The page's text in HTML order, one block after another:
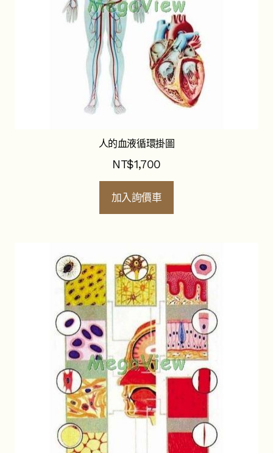
人的血液循環掛圖
NT$1,700
加入詢價車